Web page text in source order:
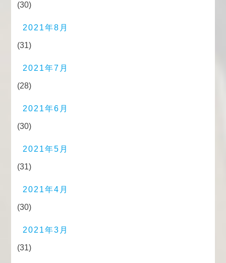
(30)
2021年8月
(31)
2021年7月
(28)
2021年6月
(30)
2021年5月
(31)
2021年4月
(30)
2021年3月
(31)